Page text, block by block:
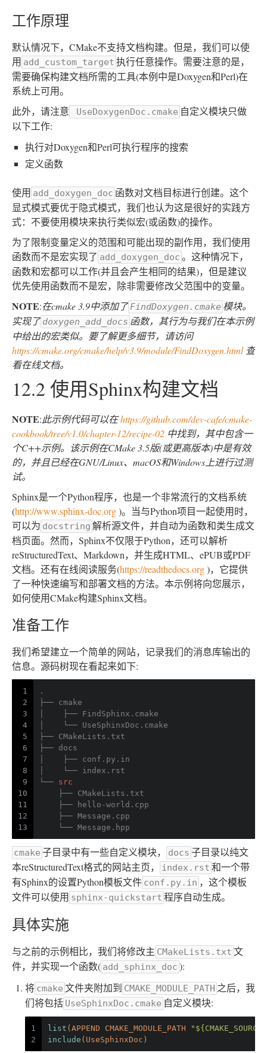
工作原理
默认情况下，CMake不支持文档构建。但是，我们可以使
用 add_custom_target 执行任意操作。需要注意的是，
需要确保构建文档所需的工具(本例中是Doxygen和Perl)在
系统上可用。
此外，请注意
UseDoxygenDoc.cmake 自定义模块只做
以下工作:
执行对Doxygen和Perl可执行程序的搜索
定义函数
使用 add_doxygen_doc 函数对文档目标进行创建。这个
显式模式要优于隐式模式，我们也认为这是很好的实践方
式：不要使用模块来执行类似宏(或函数)的操作。
为了限制变量定义的范围和可能出现的副作用，我们使用
函数而不是宏实现了 add_doxygen_doc 。这种情况下，
函数和宏都可以工作(并且会产生相同的结果)，但是建议
优先使用函数而不是宏，除非需要修改父范围中的变量。
NOTE:在cmake 3.9中添加了FindDoxygen.cmake 模块。
实现了 doxygen_add_docs 函数，其行为与我们在本示例
中给出的宏类似。要了解更多细节，请访问
https://cmake.org/cmake/help/v3.9/module/FindDoxygen.html查
看在线文档。
12.2 使用Sphinx构建文档
NOTE:此示例代码可以在https://github.com/dev-cafe/cmake-
cookbook/tree/v1.0/chapter-12/recipe-02 中找到，其中包含一
个C++示例。该示例在CMake 3.5版(或更高版本)中是有效
的，并且已经在GNU/Linux、macOS和Windows上进行过测
试。
Sphinx是一个Python程序，也是一个非常流行的文档系统
(http://www.sphinx-doc.org)。当与Python项目一起使用时，
可以为 docstring 解析源文件，并自动为函数和类生成文
档页面。然而，Sphinx不仅限于Python，还可以解析
reStructuredText、Markdown，并生成HTML、ePUB或PDF
文档。还有在线阅读服务(https://readthedocs.org)，它提供
了一种快速编写和部署文档的方法。本示例将向您展示，
如何使用CMake构建Sphinx文档。
准备工作
我们希望建立一个简单的网站，记录我们的消息库输出的
信息。源码树现在看起来如下:
1
2
3
4
5
6
7
8
9
10
11
12
13
.
├── cmake
│    ├── FindSphinx .cmake
│    └── UseSphinxDoc .cmake
├── CMakeLists .txt
├── docs
│    ├── conf .py .in
│    └── index .rst
└── src
    ├── CMakeLists
.txt
    ├── hello-world
.cpp
    ├── Message
.cpp
    └── Message.hpp
cmake 子目录中有一些自定义模块， docs 子目录以纯文
本reStructuredText格式的网站主页，
index.rst 和一个带
有Sphinx的设置Python模板文件 conf.py.in ，这个模板
文件可以使用 sphinx-quickstart 程序自动生成。
具体实施
与之前的示例相比，我们将修改主 CMakeLists.txt 文
件，并实现一个函数( add_sphinx_doc ):
将 cmake 文件夹附加到 CMAKE_MODULE_PATH 之后，我
们将包括 UseSphinxDoc.cmake 自定义模块:
1
2
list (APPEND CMAKE_MODULE_PATH
include (UseSphinxDoc)